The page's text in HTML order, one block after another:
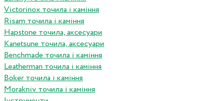
Victorinox точила і каміння
Risam точила і каміння
Hapstone точила, аксесуари
Kanetsune точила, аксесуари
Benchmade точила і каміння
Leatherman точила і каміння
Boker точила і каміння
Morakniv точила і каміння